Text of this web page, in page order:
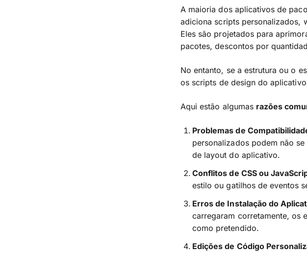
A maioria dos aplicativos de
adiciona scripts personalizados,
Eles são projetados para
pacotes, descontos por
No entanto, se a estrutura ou o
os scripts de design do
Aqui estão algumas razões
Problemas de
personalizados podem não
de layout do aplicativo.
Conflitos de CSS ou
estilo ou gatilhos de eventos
Erros de Instalação do
carregaram corretamente, os
como pretendido.
Edições de Código